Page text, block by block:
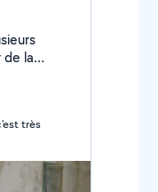
de la
volets
prix
du
pas à
très